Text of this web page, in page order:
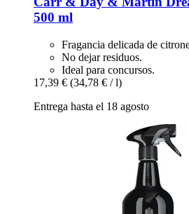
500 ml
Fragancia delicada de
No dejar residuos.
Ideal para concursos.
17,39 € (34,78 € / l)
Entrega hasta el 18 agosto